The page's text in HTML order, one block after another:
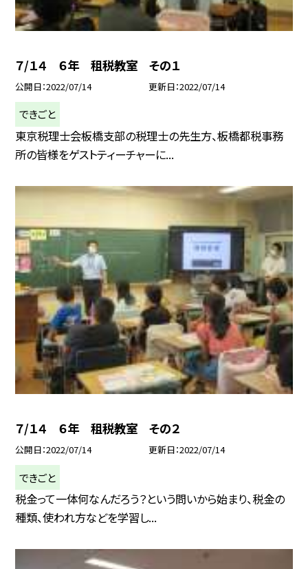
７/１４ ６年 租税教室 その１
公開日 2022/07/14 更新日 2022/07/14
できごと
東京税理士会板橋支部の税理士の先生方、板橋都税事務
所の皆様をゲストティーチャーに...
７/１４ ６年 租税教室 その２
公開日 2022/07/14 更新日 2022/07/14
できごと
税金って一体何なんだろう？という問いから始まり、税金の
種類、使われ方などを学習し...